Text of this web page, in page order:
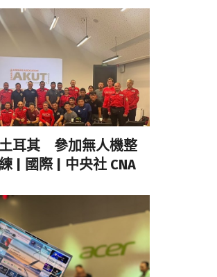
耳其 參加無人機整
| 國際 | 中央社 CNA